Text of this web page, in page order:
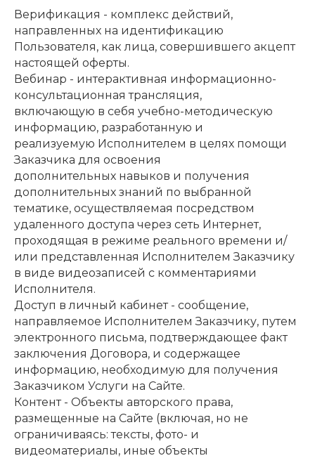
Верификация - комплекс действий,
направленных на идентификацию
Пользователя, как лица, совершившего акцепт
настоящей оферты.
Вебинар - интерактивная информационно-
консультационная трансляция,
включающую в себя учебно-методическую
информацию, разработанную и
реализуемую Исполнителем в целях помощи
Заказчика для освоения
дополнительных навыков и получения
дополнительных знаний по выбранной
тематике, осуществляемая посредством
удаленного доступа через сеть Интернет,
проходящая в режиме реального времени и/
или представленная Исполнителем Заказчику
в виде видеозаписей с комментариями
Исполнителя.
Доступ в личный кабинет - сообщение,
направляемое Исполнителем Заказчику, путем
электронного письма, подтверждающее факт
заключения Договора, и содержащее
информацию, необходимую для получения
Заказчиком Услуги на Сайте.
Контент - Объекты авторского права,
размещенные на Сайте (включая, но не
ограничиваясь: тексты, фото- и
видеоматериалы, иные объекты